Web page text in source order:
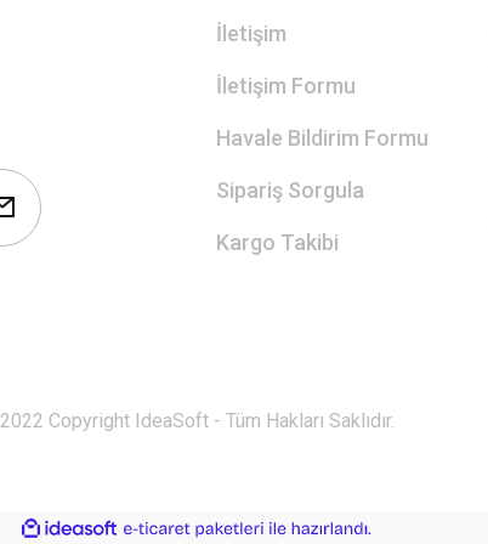
İletişim
İletişim Formu
Havale Bildirim Formu
Sipariş Sorgula
Kargo Takibi
2022 Copyright IdeaSoft - Tüm Hakları Saklıdır.
ideasoft
e-